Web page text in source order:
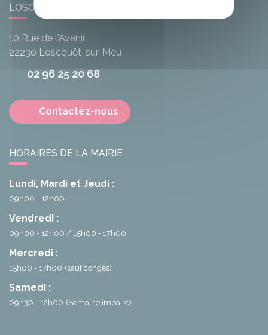
LOSCOUËT-SUR-MEU
10 Rue de l'Avenir
22230 Loscouët-sur-Meu
02 96 25 20 68
Contactez-nous
HORAIRES DE LA MAIRIE
Lundi, Mardi et Jeudi :
09h00 - 12h00
Vendredi :
09h00 - 12h00 15h00 - 17h00
Mercredi :
15h00 - 17h00 (sauf congés)
Samedi :
09h30 - 12h00 (Semaine impaire)